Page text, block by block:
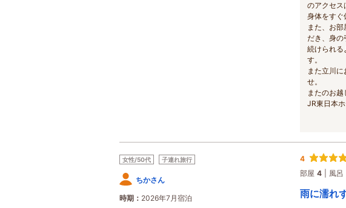
のアクセス
身体をすぐ
また、お
だき、身の
続けられる
す。
また立川
せ。
またのお越
JR東日本
女性/50代 子連れ旅行
ちかさん
時期
2026年7月宿泊
4
部屋 4 風呂
雨に濡れ